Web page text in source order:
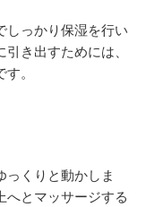
しっかり保湿を行い
き出すためには、
。
っくりと動かしま
へとマッサージする